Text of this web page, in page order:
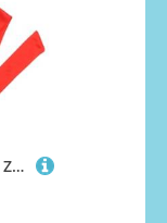
TOYANDONA Piratenkostüm Zubehör Rotes Piratenkopftuch und Hüfttuch Bandana für Damen und Herren Karneval Party Cosplay Verkleidung